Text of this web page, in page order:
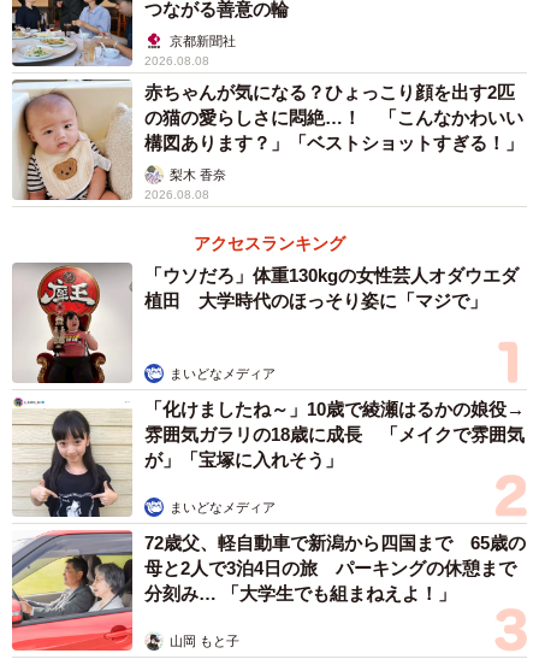
つながる善意の輪
京都新聞社
2026.08.08
赤ちゃんが気になる？ひょっこり顔を出す2匹
の猫の愛らしさに悶絶…！ 「こんなかわいい
構図あります？」「ベストショットすぎる！」
梨木 香奈
2026.08.08
アクセスランキング
「ウソだろ」体重130kgの女性芸人オダウエダ
植田 大学時代のほっそり姿に「マジで」
まいどなメディア
「化けましたね～」10歳で綾瀬はるかの娘役→
雰囲気ガラリの18歳に成長 「メイクで雰囲気
が」「宝塚に入れそう」
まいどなメディア
72歳父、軽自動車で新潟から四国まで 65歳の
母と2人で3泊4日の旅 パーキングの休憩まで
分刻み… 「大学生でも組まねえよ！」
山岡 もと子